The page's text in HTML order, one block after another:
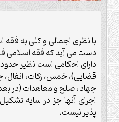
با نظری اجمالی و کلی به فقه
دست می آید که فقه اسلامی
دارای احکامی است نظیر
قضایی)، خمس، زکات، انفال،
جهاد ، صلح و معاهدات (در
اجرای آنها جز در سایه
پذیر نیست.